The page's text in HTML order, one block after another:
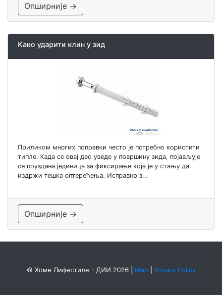
Опширније →
Како ударити клин у зид
Приликом многих поправки често је потребно користити
типле. Када се овај део уведе у површину зида, појављује
се поуздана јединица за фиксирање која је у стању да
издржи тешка оптерећења. Исправно з...
Опширније →
© Хоме Лифестиле - ДИИ 2026| Map| Privacy Policy